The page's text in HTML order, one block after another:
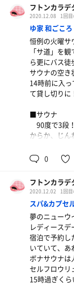
フトンカラ
あの広さもい
◾️お風呂
色々な種類
最高
生きてて良
■■感想■■
最初は地元
硫黄が混ざっ
けど、人が勧
今までで一
何時間でもい
フトンカラ
■水風呂
・20度、他の
い気がする
サウナ出て
ら何回も浴
■■感想■■
整いイスは脱
やすいこと
寒い日のサウ
フトンカラ
フトンカラデ
2020.12.08 1回
ゆ家 和ごこ
恒例の火曜サ
「サ道」を
ら更にバス徒
サウナの空き
14時前に入
て貸し切りに
■サウナ
90度で3段
からか、じん
■水風呂
・17〜18度
イブラのおか
な？
キンキンで
■■感想■■
サウナ、水風
あと比較的、
近所にあった
ただ唯一、鍵
サウナは2時
欲しいよー泣
0
フトンカラデ
2020.12.02 1回
スパ&カプセ
夢のニューウ
レディースデ
宿泊で予約し
いていて、あ
ボナサウナは
セルフロウリ
15時過ぎく